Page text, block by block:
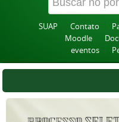
SUAP Contato
Moodle
eventos